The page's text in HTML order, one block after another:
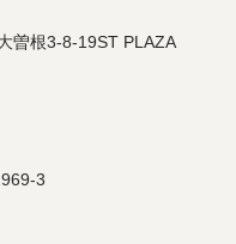
曽根3-8-19ST PLAZA
3